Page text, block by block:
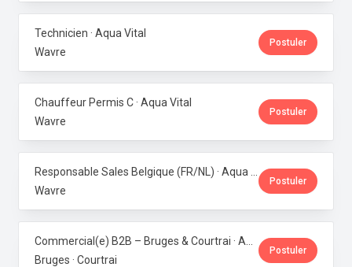
Technicien · Aqua Vital
Wavre
Postuler
Chauffeur Permis C · Aqua Vital
Wavre
Postuler
Wavre
Postuler
Bruges · Courtrai
Postuler